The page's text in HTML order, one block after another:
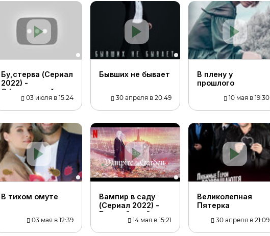
Бу,стерва (Сериал
2022) -
Официальный
трейлер03 июля в 15:24
Бывших не бывает
30 апреля в 20:49
В плену у
прошлого
10 мая в 19:30
В тихом омуте
03 мая в 12:39
Вампир в саду
(Сериал 2022) -
Русский трейлер
(субтитры)14 мая в 15:21
Великолепная
Пятерка
30 апреля в 21:09